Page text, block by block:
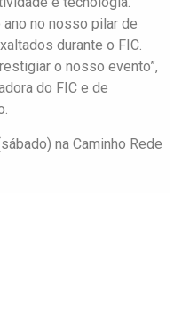
no nosso pilar de
durante o FIC.
o nosso evento”,
do FIC e de
na Caminho Rede